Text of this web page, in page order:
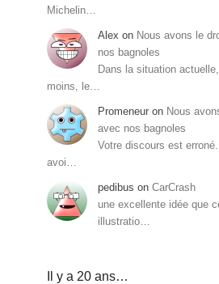
Michelin…
Alex on Nous avons le
nos bagnoles
Dans la situation
moins, le…
Promeneur on Nous
avec nos bagnoles
Votre discours est
avoi…
pedibus on CarCrash
une excellente idée que
illustratio…
Il y a 20 ans…